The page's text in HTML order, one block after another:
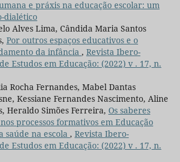
e práxis na educação escolar: um
dialético
Alves Lima, Cândida Maria Santos
Por outros espaços educativos e o
da infância , Revista Ibero-
Estudos em Educação: (2022) v . 17, n.
Rocha Fernandes, Mabel Dantas
Kessiane Fernandes Nascimento, Aline
Heraldo Simões Ferreira, Os saberes
processos formativos em Educação
saúde na escola , Revista Ibero-
Estudos em Educação: (2022) v . 17, n.